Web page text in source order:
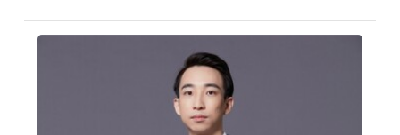
理解與溝通專業的策略夥伴。